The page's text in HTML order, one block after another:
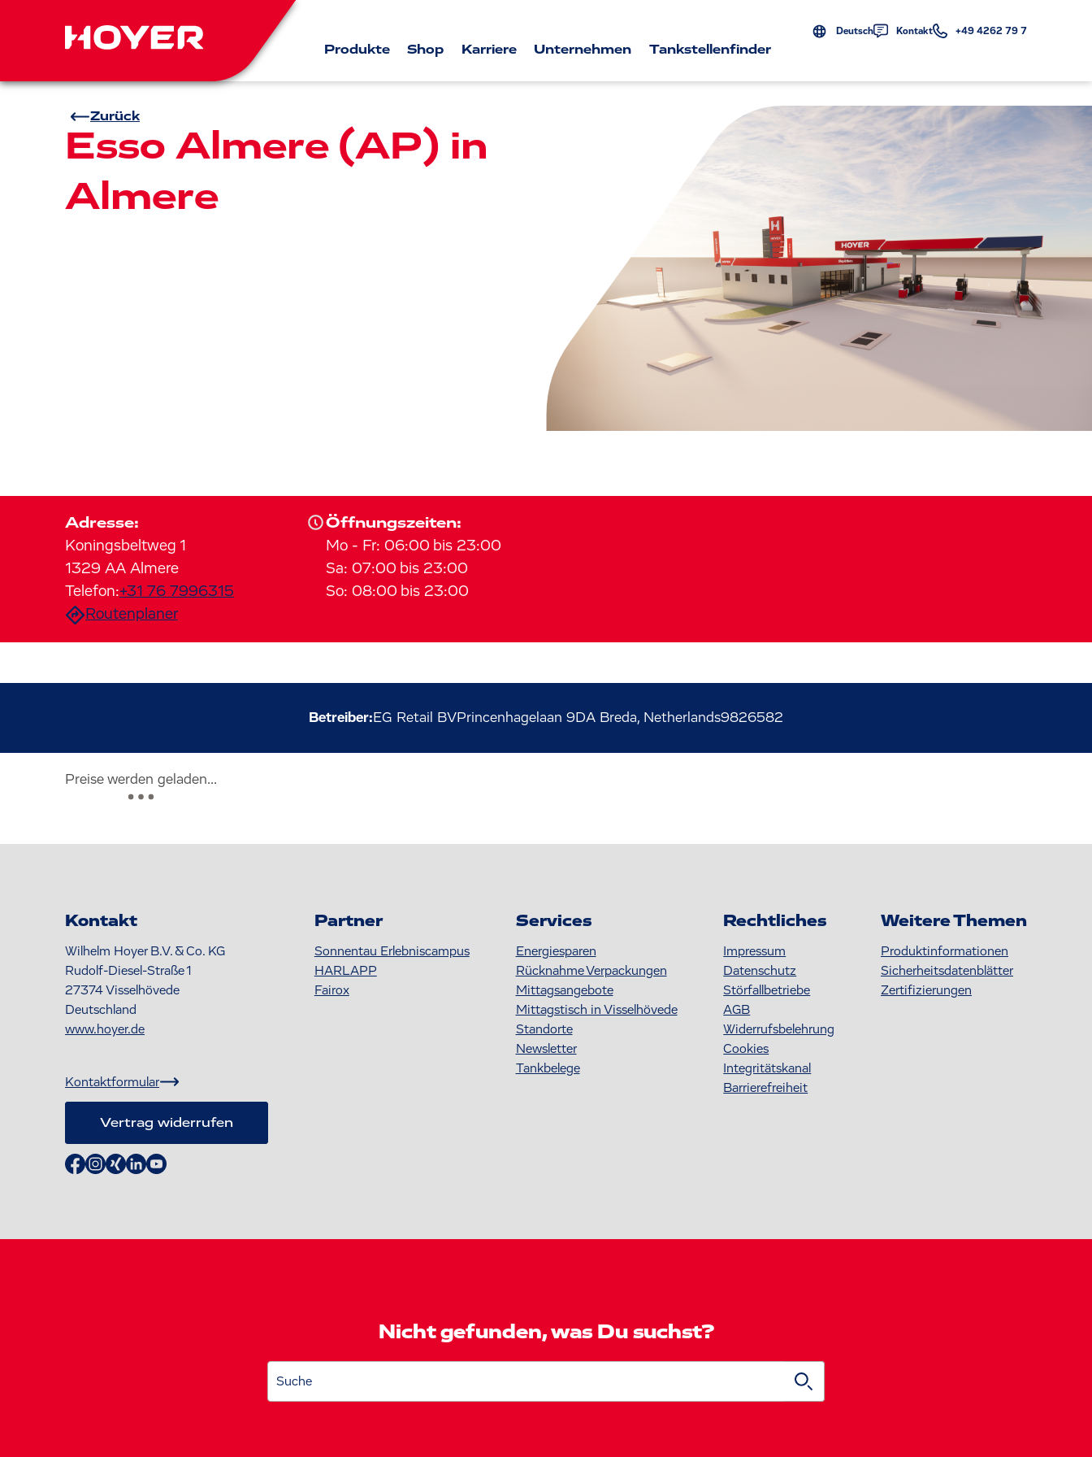
Deutsch Kontakt +49 4262 79 7
Produkte Shop Karriere Unternehmen Tankstellenfinder
Zurück
Esso Almere (AP) in
Almere
Adresse:
Koningsbeltweg 1
1329 AA Almere
Telefon:+31 76 7996315
Routenplaner
Öffnungszeiten:
Mo - Fr: 06:00 bis 23:00
Sa: 07:00 bis 23:00
So: 08:00 bis 23:00
Betreiber: EG Retail BVPrincenhagelaan 9 DA Breda, Netherlands9826582
Preise werden geladen...
Kontakt
Wilhelm Hoyer B.V. & Co. KG
Rudolf-Diesel-Straße 1
27374Visselhövede
Deutschland
www.hoyer.de
Kontaktformular
Vertrag widerrufen
Partner
Sonnentau Erlebniscampus
HARLAPP
Fairox
Services
Energiesparen
Rücknahme Verpackungen
Mittagsangebote
Mittagstisch in Visselhövede
Standorte
Newsletter
Tankbelege
Rechtliches
Impressum
Datenschutz
Störfallbetriebe
AGB
Widerrufsbelehrung
Cookies
Integritätskanal
Barrierefreiheit
Weitere Themen
Produktinformationen
S icherheitsdatenblätter
Zertifizierungen
Nicht gefunden, was Du suchst?
Suche